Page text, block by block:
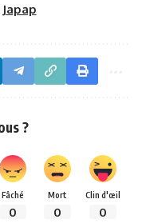
?
Fâché
0
Mort
0
Clin d'œil
0